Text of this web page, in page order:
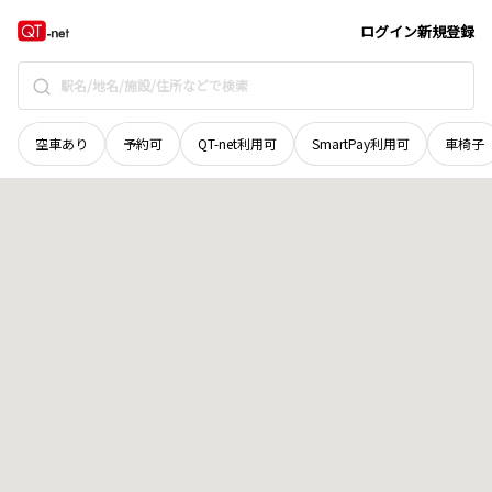
ログイン新規登録
空車あり 予約可 QT-net利用可 SmartPay利用可 車椅子
北海道